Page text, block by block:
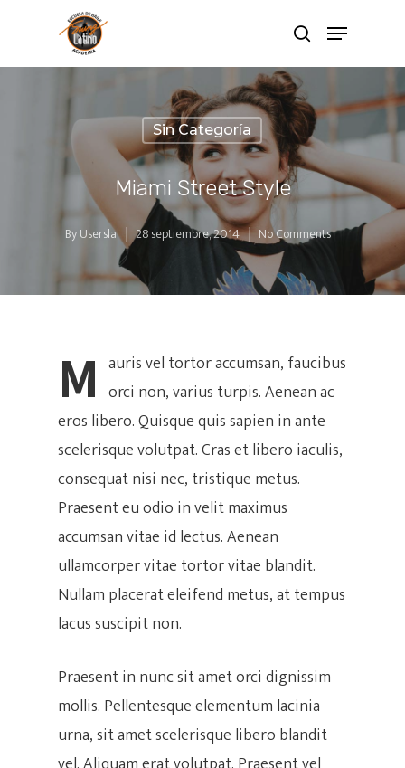
Sin Categoría
Miami Street Style
ByUsersla 28 septiembre, 2014 No Comments
M auris vel tortor accumsan, faucibus
orci non, varius turpis. Aenean ac
eros libero. Quisque quis sapien in ante
scelerisque volutpat. Cras et libero iaculis,
consequat nisi nec, tristique metus.
Praesent eu odio in velit maximus
accumsan vitae id lectus. Aenean
ullamcorper vitae tortor vitae blandit.
Nullam placerat eleifend metus, at tempus
lacus suscipit non.
Praesent in nunc sit amet orci dignissim
mollis. Pellentesque elementum lacinia
urna, sit amet scelerisque libero blandit